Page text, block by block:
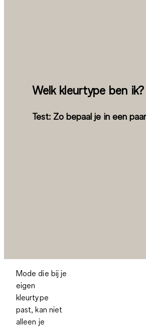
Welk kleurtype ben ik?
Test: Zo bepaal je in een
Mode die bij je
eigen
kleurtype
past, kan niet
alleen je